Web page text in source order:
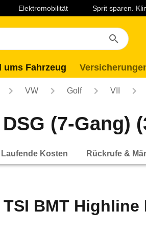
Elektromobilität Sprit sparen.
ums Fahrzeug
VW Golf VII
(7-Gang)
Laufende Kosten Rückrufe &
BMT Highline